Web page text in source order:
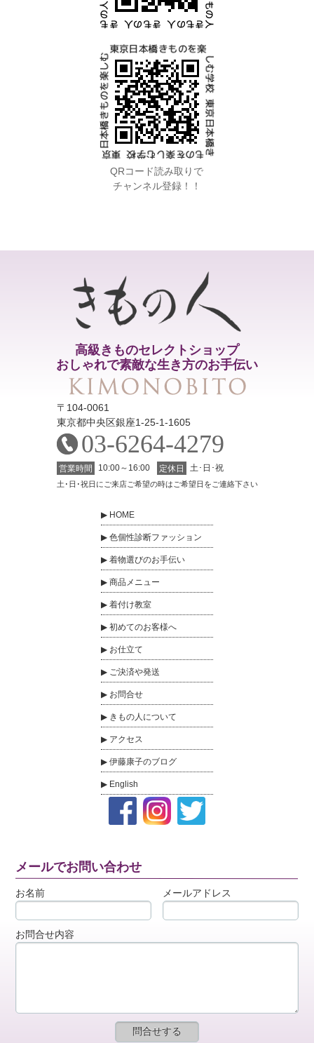
QRコード読み取りで
チャンネル登録！！
高級きものセレクトショップ
おしゃれで素敵な生き方のお手伝い
〒104-0061
東京都中央区銀座1-25-1-1605
03-6264-4279
営業時間 10:00～16:00 定休日 土･日･祝
土･日･祝日にご来店ご希望の時はご希望日をご連絡下さい
HOME
色個性診断ファッション
着物選びのお手伝い
商品メニュー
着付け教室
初めてのお客様へ
お仕立て
ご決済や発送
お問合せ
きもの人について
アクセス
伊藤康子のブログ
English
メールでお問い合わせ
お名前 メールアドレス
お問合せ内容